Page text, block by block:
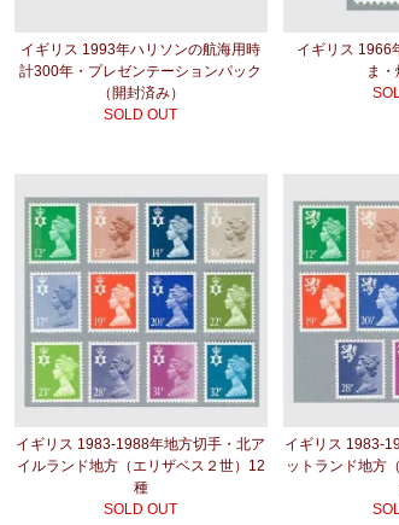
イギリス 1993年ハリソンの航海用時
計300年・プレゼンテーションパック
（開封済み）
SOLD OUT
イギリス 1966
ま・
イギリス 1983-1988年地方切手・北ア
イルランド地方（エリザベス２世）12
種
SOLD OUT
イギリス 1983-
ットランド地方